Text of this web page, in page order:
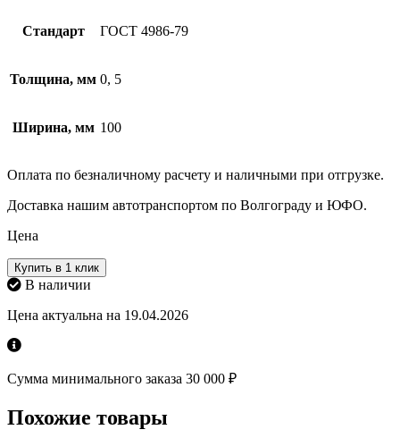
Стандарт ГОСТ 4986-79
Толщина, мм 0, 5
Ширина, мм 100
Оплата по безналичному расчету и наличными при отгрузке.
Доставка нашим автотранспортом по Волгограду и ЮФО.
Цена
Купить в 1 клик
В наличии
Цена актуальна на 19.04.2026
Сумма минимального заказа 30 000 ₽
Похожие товары